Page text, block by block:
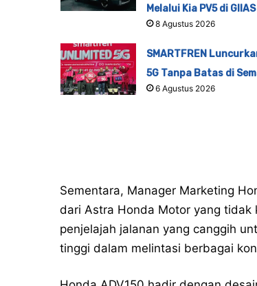
Melalui Kia PV5 di
8 Agustus 2026
SMARTFREN
5G Tanpa Batas di
6 Agustus 2026
Sementara, Manager Marketing
dari Astra Honda Motor yang tidak
penjelajah jalanan yang canggih
tinggi dalam melintasi berbagai